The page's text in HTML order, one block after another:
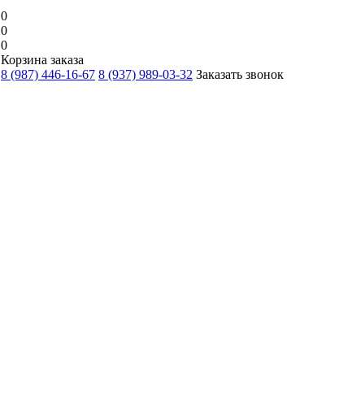
0
0
0
Корзина заказа
8 (987) 446-16-67 8 (937) 989-03-32 Заказать звонок